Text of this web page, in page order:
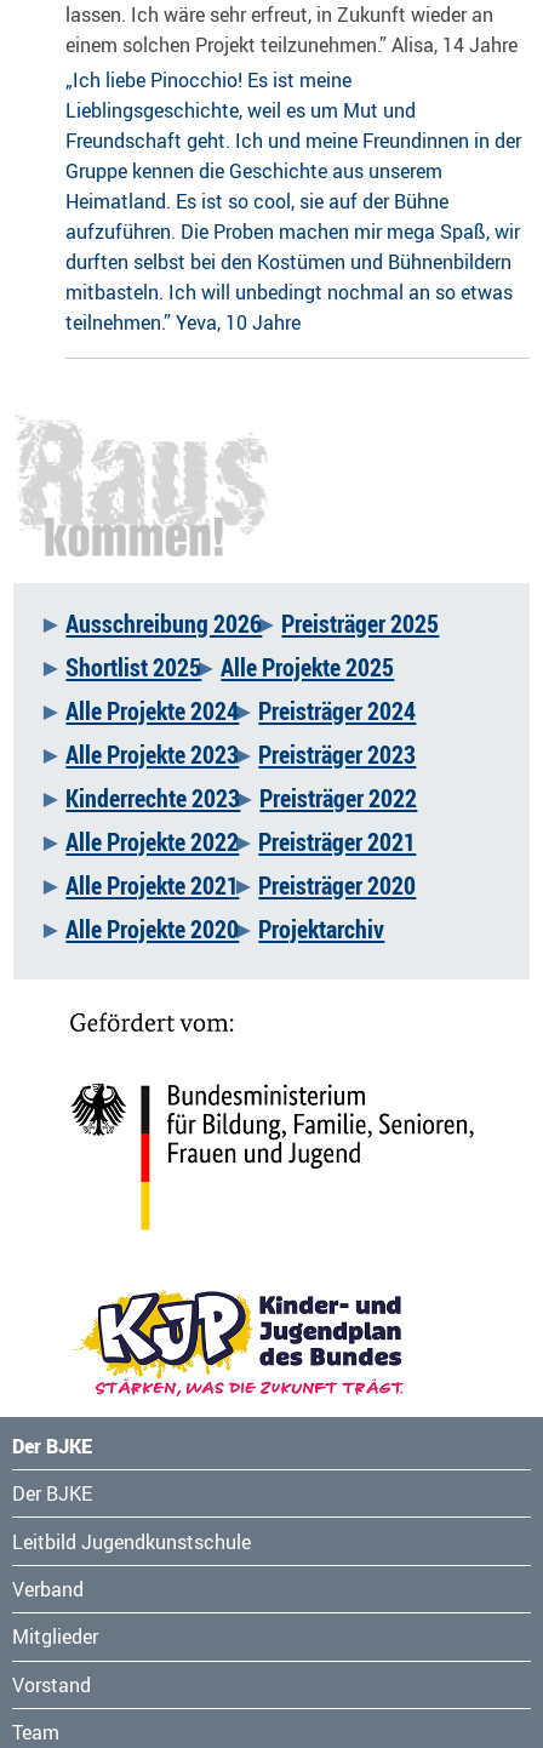
lassen. Ich wäre sehr erfreut, in Zukunft wieder an
einem solchen Projekt teilzunehmen.” Alisa, 14 Jahre
„Ich liebe Pinocchio! Es ist meine
Lieblingsgeschichte, weil es um Mut und
Freundschaft geht. Ich und meine Freundinnen in der
Gruppe kennen die Geschichte aus unserem
Heimatland. Es ist so cool, sie auf der Bühne
aufzuführen. Die Proben machen mir mega Spaß, wir
durften selbst bei den Kostümen und Bühnenbildern
mitbasteln. Ich will unbedingt nochmal an so etwas
teilnehmen.” Yeva, 10 Jahre
Navigation
überspringen
Ausschreibung 2026
Preisträger 2025
Shortlist 2025 Alle Projekte 2025
Alle Projekte 2024
Preisträger 2024
Alle Projekte 2023
Preisträger 2023
Kinderrechte 2023
Preisträger 2022
Alle Projekte 2022
Preisträger 2021
Alle Projekte 2021
Preisträger 2020
Alle Projekte 2020
Projektarchiv
Der BJKE
Navigation
überspringen
Der BJKE
Leitbild Jugendkunstschule
Verband
Mitglieder
Vorstand
Team